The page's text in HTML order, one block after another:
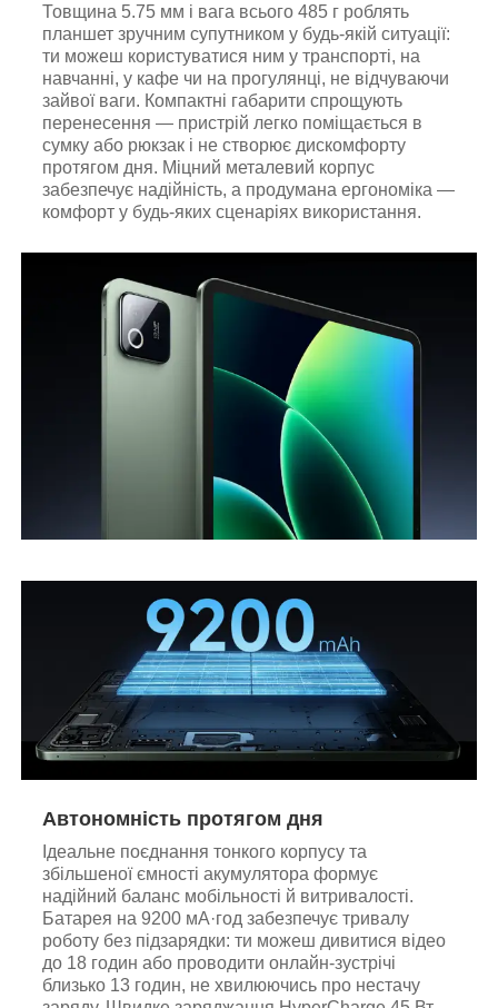
Товщина 5.75 мм і вага всього 485 г роблять
планшет зручним супутником у будь-якій ситуації:
ти можеш користуватися ним у транспорті, на
навчанні, у кафе чи на прогулянці, не відчуваючи
зайвої ваги. Компактні габарити спрощують
перенесення — пристрій легко поміщається в
сумку або рюкзак і не створює дискомфорту
протягом дня. Міцний металевий корпус
забезпечує надійність, а продумана ергономіка —
комфорт у будь-яких сценаріях використання.
Автономність протягом дня
Ідеальне поєднання тонкого корпусу та
збільшеної ємності акумулятора формує
надійний баланс мобільності й витривалості.
Батарея на 9200 мА·год забезпечує тривалу
роботу без підзарядки: ти можеш дивитися відео
до 18 годин або проводити онлайн-зустрічі
близько 13 годин, не хвилюючись про нестачу